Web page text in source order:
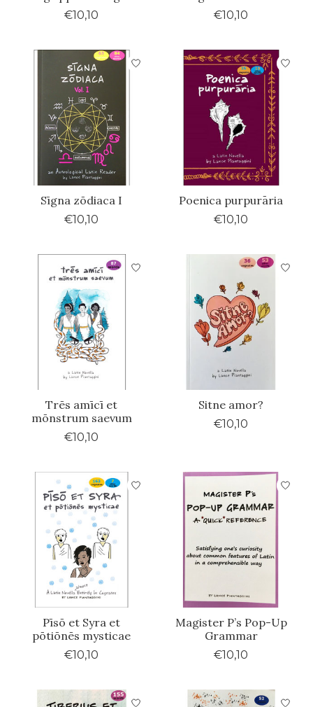
€10,10 €10,10
Sīgna zōdiaca I
€10,10
Poenica purpurāria
€10,10
Trēs amīcī et
mōnstrum saevum
€10,10
Sitne amor?
€10,10
Pīsō et Syra et
pōtiōnēs mysticae
€10,10
Magister P’s Pop-Up
Grammar
€10,10